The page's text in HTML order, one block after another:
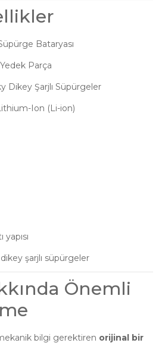
Bataryası
Parça
Dikey Şarjlı Süpürgeler
Ion (Li-ion)
şarjlı süpürgeler
Önemli
bilgi gerektiren orijinal bir